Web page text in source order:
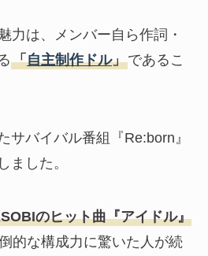
力は、メンバー自ら作詞・
「自主制作ドル」であるこ
サバイバル番組『Re:born』
ました。
のヒット曲『アイドル』
的な構成力に驚いた人が続